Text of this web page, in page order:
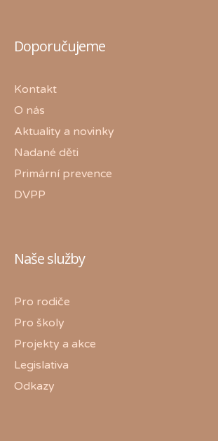
Doporučujeme
Kontakt
O nás
Aktuality a novinky
Nadané děti
Primární prevence
DVPP
Naše služby
Pro rodiče
Pro školy
Projekty a akce
Legislativa
Odkazy